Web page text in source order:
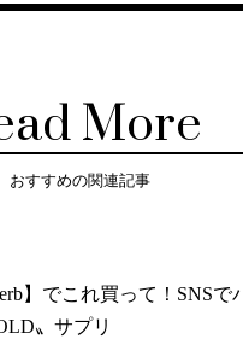
More
おすすめの関連記事
】でこれ買って！SNSで
〟サプリ